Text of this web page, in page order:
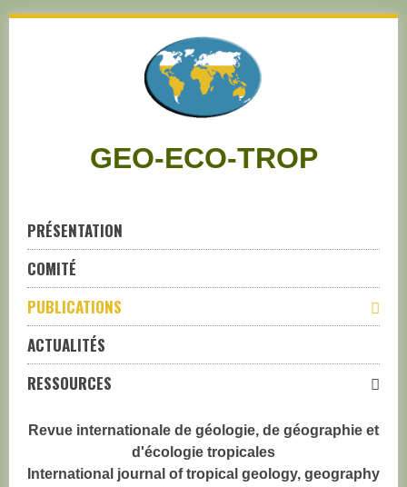
GEO-ECO-TROP
PRÉSENTATION
COMITÉ
PUBLICATIONS
ACTUALITÉS
RESSOURCES
Revue internationale de géologie, de géographie et
d'écologie tropicales
International journal of tropical geology, geography